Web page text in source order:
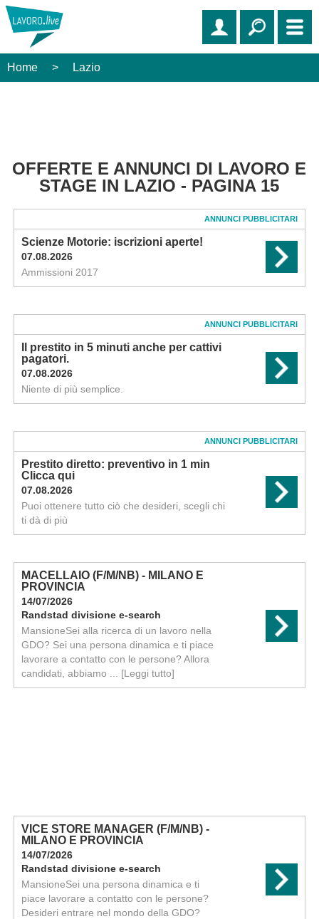
Home > Lazio
OFFERTE E ANNUNCI DI LAVORO E
STAGE IN LAZIO - PAGINA 15
ANNUNCI PUBBLICITARI
Scienze Motorie: iscrizioni aperte!
07.08.2026
Ammissioni 2017
ANNUNCI PUBBLICITARI
Il prestito in 5 minuti anche per cattivi
pagatori.
07.08.2026
Niente di più semplice.
ANNUNCI PUBBLICITARI
Prestito diretto: preventivo in 1 min
Clicca qui
07.08.2026
Puoi ottenere tutto ciò che desideri, scegli chi
ti dà di più
MACELLAIO (F/M/NB) - MILANO E
PROVINCIA
14/07/2026
Randstad divisione e-search
MansioneSei alla ricerca di un lavoro nella
GDO? Sei una persona dinamica e ti piace
lavorare a contatto con le persone? Allora
candidati, abbiamo ... [Leggi tutto]
VICE STORE MANAGER (F/M/NB) -
MILANO E PROVINCIA
14/07/2026
Randstad divisione e-search
MansioneSei una persona dinamica e ti
piace lavorare a contatto con le persone?
Desideri entrare nel mondo della GDO?